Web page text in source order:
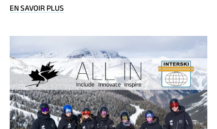
EN SAVOIR PLUS
À
NOUS
À
INTERSKI